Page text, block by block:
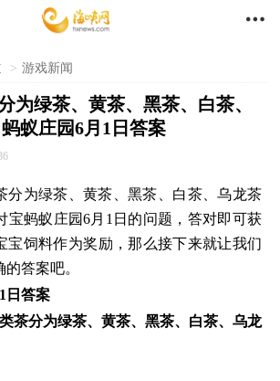

> 游戏新闻
为绿茶、黄茶、黑茶、白茶、
蚁庄园6月1日答案
分为绿茶、黄茶、黑茶、白茶、乌龙茶
宝蚂蚁庄园6月1日的问题，答对即可获
宝饲料作为奖励，那么接下来就让我们
答案吧。
日答案
茶分为绿茶、黄茶、黑茶、白茶、乌龙